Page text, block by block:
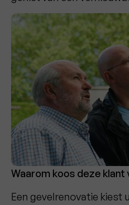
Waarom koos deze
Een gevelrenovatie kiest